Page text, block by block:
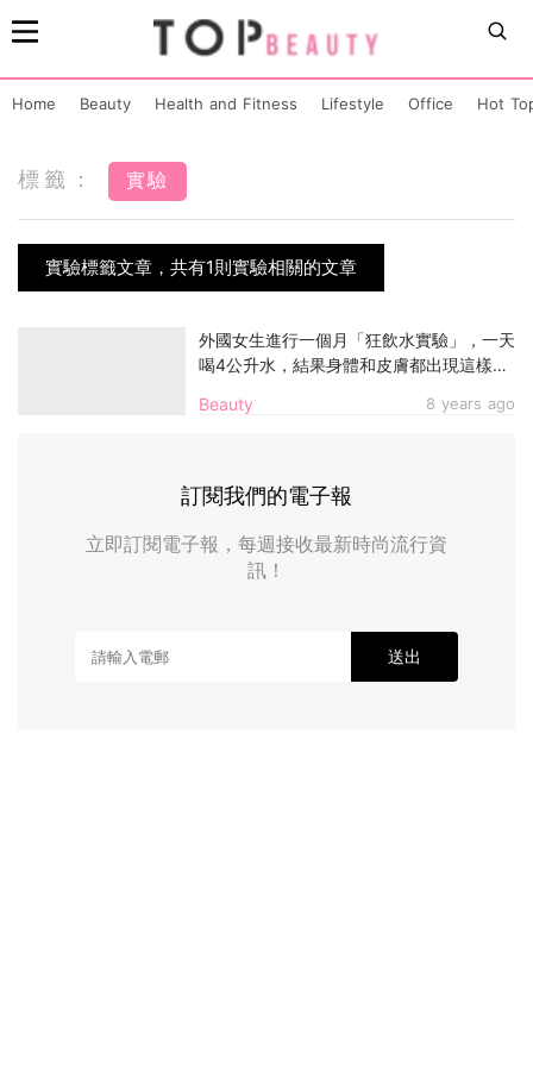
Home Beauty Health and Fitness Lifestyle Office Hot
標籤： 實驗
實驗標籤文章，共有1則實驗相關的文章
Beauty 8 years ago
外國女生進行一個月「狂飲水實驗」，一天
喝4公升水，結果身體和皮膚都出現這樣的
訂閱我們的電子報
立即訂閱電子報，每週接收最新時尚流行資
訊！
送出